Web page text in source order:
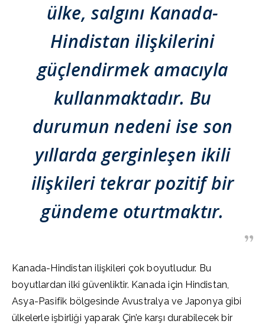
ülke, salgını Kanada-
Hindistan ilişkilerini
güçlendirmek amacıyla
kullanmaktadır. Bu
durumun nedeni ise son
yıllarda gerginleşen ikili
ilişkileri tekrar pozitif bir
gündeme oturtmaktır.
Kanada-Hindistan ilişkileri çok boyutludur. Bu
boyutlardan ilki güvenliktir. Kanada için Hindistan,
Asya-Pasifik bölgesinde Avustralya ve Japonya gibi
ülkelerle işbirliği yaparak Çin’e karşı durabilecek bir